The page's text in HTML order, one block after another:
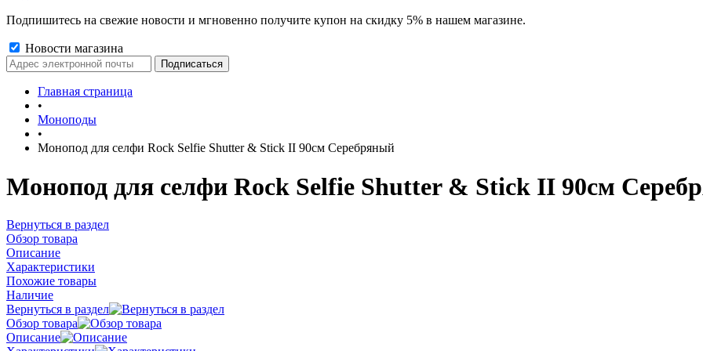
Подпишитесь на свежие новости и мгновенно получите купон на скидку 5% в нашем магазине.
Новости магазина
Главная страница
•
Моноподы
•
Монопод для селфи Rock Selfie Shutter & Stick II 90см Серебряный
Монопод для селфи Rock Selfie Shutter & Stick II 90см
Вернуться в раздел
Обзор товара
Описание
Характеристики
Похожие товары
Наличие
Вернуться в раздел
Обзор товара
Описание